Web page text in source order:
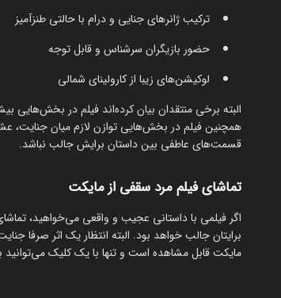
ترکیب ژانرهای جنایی و درام با حالتی طنزآمیز
حضور بازیگران سرشناس و قابل توجه
لوکیشن‌های زیبا از کارولینای شمالی
البته برخی منتقدان بیان کرده‌اند فیلم در
همچنین فیلم در بخش‌هایی توازن لازم میان جنایت،
قسمت‌های عاطفی بین داستان برایش جالب نباشد.
تماشای فیلم مرد سقفی از مایکت
اگر فیلمی با داستانی عجیب و واقعی می‌خواهید،
برایتان جالب خواهد بود. البته انتظار یک اثر صرفا
مایکت قابل مشاهده است و تنها با یک کلیک می‌توانید